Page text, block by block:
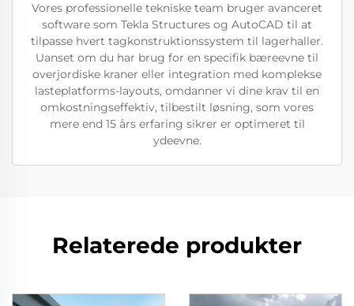
Vores professionelle tekniske team bruger avanceret
software som Tekla Structures og AutoCAD til at
tilpasse hvert tagkonstruktionssystem til lagerhaller.
Uanset om du har brug for en specifik bæreevne til
overjordiske kraner eller integration med komplekse
lasteplatforms-layouts, omdanner vi dine krav til en
omkostningseffektiv, tilbestilt løsning, som vores
mere end 15 års erfaring sikrer er optimeret til
ydeevne.
Relaterede produkter